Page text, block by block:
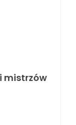
mistrzów